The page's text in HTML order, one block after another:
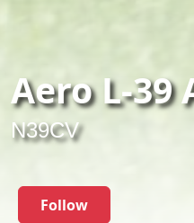
Aero L-39
N39CV
Follow